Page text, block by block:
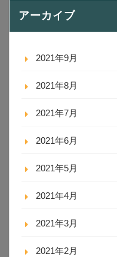
アーカイブ
2021年9月
2021年8月
2021年7月
2021年6月
2021年5月
2021年4月
2021年3月
2021年2月